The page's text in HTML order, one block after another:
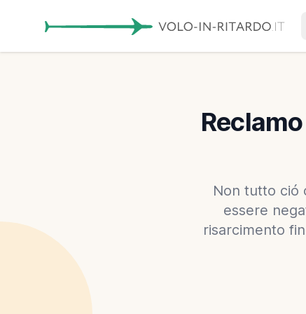
Non tutto ció
essere
risarcimento